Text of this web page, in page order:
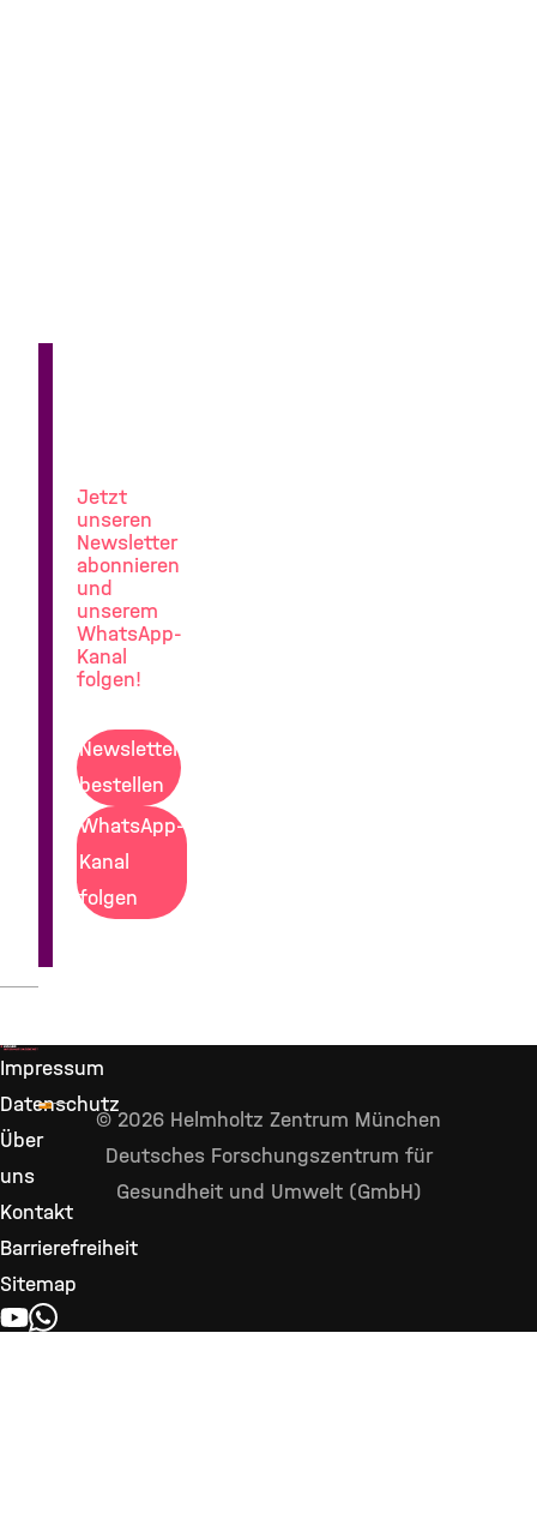
Jetzt
unseren
Newsletter
abonnieren
und
unserem
WhatsApp-
Kanal
folgen!
Newsletter
bestellen
WhatsApp-
Kanal
folgen
Impressum
Datenschutz
Über
uns
Kontakt
Barrierefreiheit
Sitemap
YOUTUBE
WHATSAPP
© 2026 Helmholtz Zentrum München
Deutsches Forschungszentrum für
Gesundheit und Umwelt (GmbH)